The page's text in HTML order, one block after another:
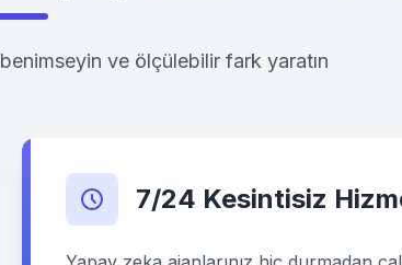
ve ölçülebilir fark yaratın
7/24 Kesintisiz